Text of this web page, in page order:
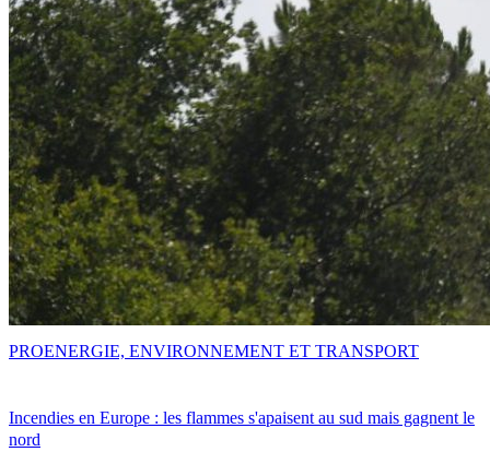
Incendies en Europe : les flammes s'apaisent au sud mais gagnent le
nord
PROENERGIE, ENVIRONNEMENT ET TRANSPORT